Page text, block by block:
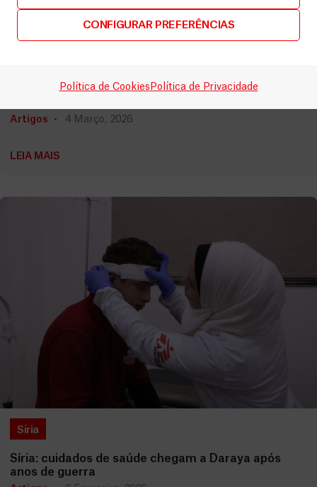
CONFIGURAR PREFERÊNCIAS
Política de Cookies Política de Privacidade
Encerramento de Al-Hol deixa antigos residentes
Artigos 4 Março, 2026
LEIA MAIS
Síria
Síria: cuidados de saúde chegam a Daraya após
anos de guerra